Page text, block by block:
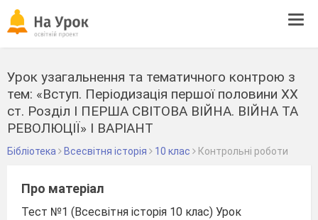
Урок узагальнення та тематичного контрою з
тем: «Вступ. Періодизація першої половини ХХ
ст. Розділ І ПЕРША СВІТОВА ВІЙНА. ВІЙНА ТА
РЕВОЛЮЦІЇ» І ВАРІАНТ
Бібліотека Всесвітня історія 10 клас Контрольні роботи
Про матеріал
Тест №1 (Всесвітня історія 10 клас) Урок